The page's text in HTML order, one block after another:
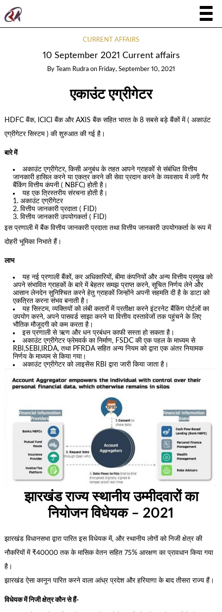
CURRENT AFFAIRS
10 September 2021 Current affairs
By Team Rudra on Friday, September 10, 2021
एकाउंट एग्रीगेटर
HDFC बैंक, ICICI बैंक और AXIS बैंक सहित भारत के 8 सबसे बड़े बैंकों में ( अकाउंट
एग्रीगेटर सिस्टम ) की शुरुआत की गई है।
बारे में
अकाउंट एग्रीगेटर, किसी अनुबंध के तहत आपने ग्राहकों से संबंधित वित्तीय
जानकारी हासिल करने या एकत्र करने की सेवा प्रदान करने के व्यवसाय में लगी गैर
बैंकिंग वित्तीय कंपनी ( NBFC) होती है।
यह एक त्रिस्तरीय संरचना होती है।
अकाउंट एग्रीगेटर
वित्तीय जानकारी प्रदाता ( FID)
वित्तीय जानकारी उपयोगकर्ता ( FID)
इस प्रणाली में बैंक वित्तीय जानकारी प्रदाता तथा वित्तीय जानकारी उपयोगकर्ता के रूप में
दोहरी भूमिका निभाते हैं।
लाभ
यह नई प्रणाली बैंकों, कर अधिकारियों, बीमा कंपनियों और अन्य वित्तीय प्रमुख को
अपने संभावित ग्राहकों के बारे में बेहतर समझ प्राप्त करने, सूचित निर्णय लेने और
आसान लेनदेन सुनिश्चित करने हेतु ग्राहकों जिन्होंने अपनी सहमति दी है के डाटा को
एकत्रित करना संभव बनाती है।
यह सिस्टम, व्यक्तियों को लंबी कतारों में प्रतीक्षा करने इंटरनेट बैंकिंग पोर्टलों का
उपयोग करने, अपने पासवर्ड साझा करने या वित्तीय दस्तावेजों तक पहुंचने के लिए
भौतिक मौजूदगी को कम करता है।
इस प्रणाली से ऋण और धन प्रबंधन काफी सस्ता हो सकता है।
अकाउंट एग्रीगेटर फ्रेमवर्क का निर्माण, FSDC की एक पहल के माध्यम से
RBI,SEBI,IRDA, तथा PFRDA सहित अन्य नियम को द्वारा एक अंतर नियामक
निर्णय के माध्यम से किया गया।
अकाउंट एग्रीगेटर को लाइसेंस RBI द्वारा जारी किया जाता है।
झारखंड राज्य स्थानीय उम्मीदवारों का
नियोजन विधेयक – 2021
झारखंड विधानसभा द्वारा पारित इस विधेयक में, और स्थानीय लोगों को निजी क्षेत्र की
नौकरियों में ₹40000 तक के मासिक वेतन सहित 75% आरक्षण का प्रावधान किया गया
है।
झारखंड ऐसा कानून पारित करने वाला आंध्र प्रदेश और हरियाणा के बाद तीसरा राज्य हैं।
विधेयक में निजी क्षेत्र कौन से हैं-